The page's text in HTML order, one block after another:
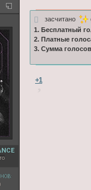
засчитано
1. Бесплатный
2. Платные
3. Сумма
+1